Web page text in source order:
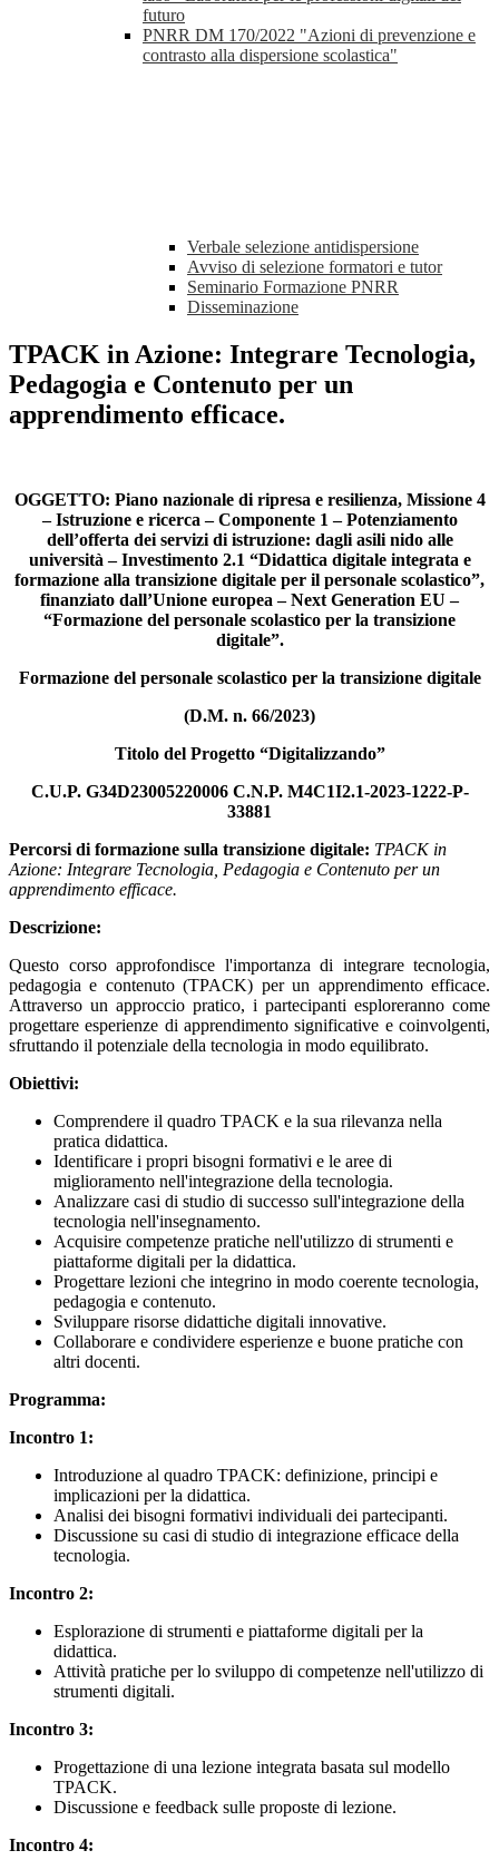
futuro
PNRR DM 170/2022 "Azioni di prevenzione e
contrasto alla dispersione scolastica"
Verbale selezione antidispersione
Avviso di selezione formatori e tutor
Seminario Formazione PNRR
Disseminazione
TPACK in Azione: Integrare Tecnologia,
Pedagogia e Contenuto per un
apprendimento efficace.
OGGETTO: Piano nazionale di ripresa e resilienza, Missione 4
– Istruzione e ricerca – Componente 1 – Potenziamento
dell’offerta dei servizi di istruzione: dagli asili nido alle
università – Investimento 2.1 “Didattica digitale integrata e
formazione alla transizione digitale per il personale scolastico”,
finanziato dall’Unione europea – Next Generation EU –
“Formazione del personale scolastico per la transizione
digitale”.
Formazione del personale scolastico per la transizione digitale
(D.M. n. 66/2023)
Titolo del Progetto “Digitalizzando”
C.U.P. G34D23005220006 C.N.P. M4C1I2.1-2023-1222-P-
33881
Percorsi di formazione sulla transizione digitale: TPACK in
Azione: Integrare Tecnologia, Pedagogia e Contenuto per un
apprendimento efficace.
Descrizione:
Questo corso approfondisce l'importanza di integrare tecnologia,
pedagogia e contenuto (TPACK) per un apprendimento efficace.
Attraverso un approccio pratico, i partecipanti esploreranno come
progettare esperienze di apprendimento significative e coinvolgenti,
sfruttando il potenziale della tecnologia in modo equilibrato.
Obiettivi:
Comprendere il quadro TPACK e la sua rilevanza nella
pratica didattica.
Identificare i propri bisogni formativi e le aree di
miglioramento nell'integrazione della tecnologia.
Analizzare casi di studio di successo sull'integrazione della
tecnologia nell'insegnamento.
Acquisire competenze pratiche nell'utilizzo di strumenti e
piattaforme digitali per la didattica.
Progettare lezioni che integrino in modo coerente tecnologia,
pedagogia e contenuto.
Sviluppare risorse didattiche digitali innovative.
Collaborare e condividere esperienze e buone pratiche con
altri docenti.
Programma:
Incontro 1:
Introduzione al quadro TPACK: definizione, principi e
implicazioni per la didattica.
Analisi dei bisogni formativi individuali dei partecipanti.
Discussione su casi di studio di integrazione efficace della
tecnologia.
Incontro 2:
Esplorazione di strumenti e piattaforme digitali per la
didattica.
Attività pratiche per lo sviluppo di competenze nell'utilizzo di
strumenti digitali.
Incontro 3:
Progettazione di una lezione integrata basata sul modello
TPACK.
Discussione e feedback sulle proposte di lezione.
Incontro 4: